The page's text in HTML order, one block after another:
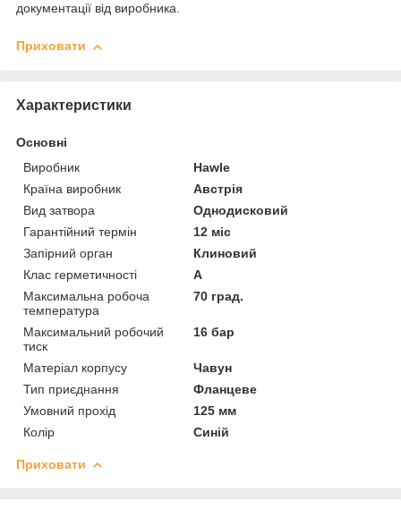
документації від виробника.
Приховати
Характеристики
Основні
Виробник
Hawle
Країна виробник
Австрія
Вид затвора
Однодисковий
Гарантійний термін
12 міс
Запірний орган
Клиновий
Клас герметичності
А
Максимальна робоча
температура
70 град.
Максимальний робочий
тиск
16 бар
Матеріал корпусу
Чавун
Тип приєднання
Фланцеве
Умовний прохід
125 мм
Колір
Синій
Приховати